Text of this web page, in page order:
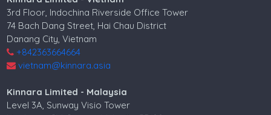
3rd Floor, Indochina Riverside Office Tower
74 Bach Dang Street, Hai Chau District
Danang City, Vietnam
+842363664664
vietnam@kinnara.asia
Kinnara Limited - Malaysia
Level 3A, Sunway Visio Tower